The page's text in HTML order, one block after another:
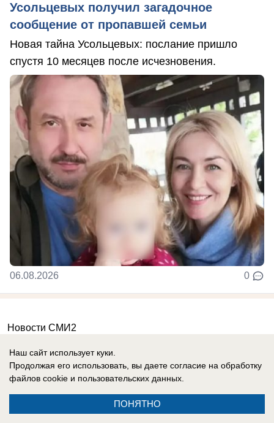
Усольцевых получил загадочное
сообщение от пропавшей семьи
Новая тайна Усольцевых: послание пришло
спустя 10 месяцев после исчезновения.
06.08.2026 0
Новости СМИ2
Реклама на сайте
Наш сайт использует куки.
Продолжая его использовать, вы даете согласие на обработку
файлов cookie и пользовательских данных.
ПОНЯТНО